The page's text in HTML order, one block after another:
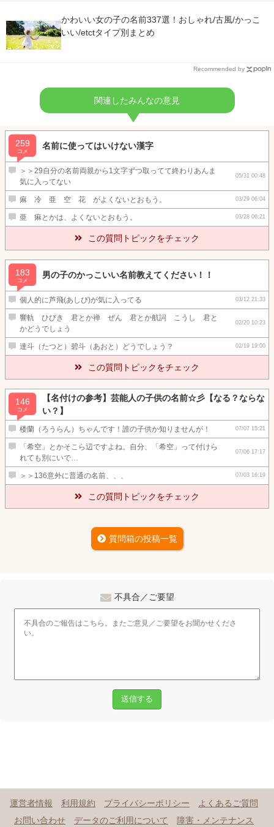
かわいい女の子の名前337選！おしゃれ/古風/かっこ
いい/etctタイプ別まとめ
Recommended by
関連したみんなの意見
259
コメ
名前に使ってはいけない漢字
＞＞29自分の名前両親から1文字ずつ取ってて終わりあんま
気に入ってない
05/31 00:48
痳 冷 亜 空 花 がよくないとおもう。 03/29 06:04
亜 痳とかは、よくないとおもう。 03/28 06:21
この質問トピックをチェック
183
コメ
男の子のかっこいい名前教えてください！！
個人的に芦飛(あしび)が気に入ってる 03/12 21:33
響軌 ひびき 君とか禅 ぜん 君とか航詞 こうし 君と
かどうでしょう
02/20 10:23
達斗（たつと）碧斗（あおと）どうでしょう？ 02/19 19:00
この質問トピックをチェック
146
コメ
【名付けの参考】芸能人の子供の名前☆彡【なる？ならな
い？】
楼蘭（ろうらん）ちゃんです！誰の子供か知りませんが！ 07/07 15:21
「希空」とかそこら辺ですよね。自分、「希空」って付けら
れても別にいで…
07/06 17:17
＞＞136意外に普通の名前、、、 07/03 16:19
この質問トピックをチェック
質問箱の投稿一覧
不具合／ご要望
送信する
運営者情報 利用規約 プライバシーポリシー
よくあるご質問
お問い合わせ
データのご利用について 障害・メンテナンス